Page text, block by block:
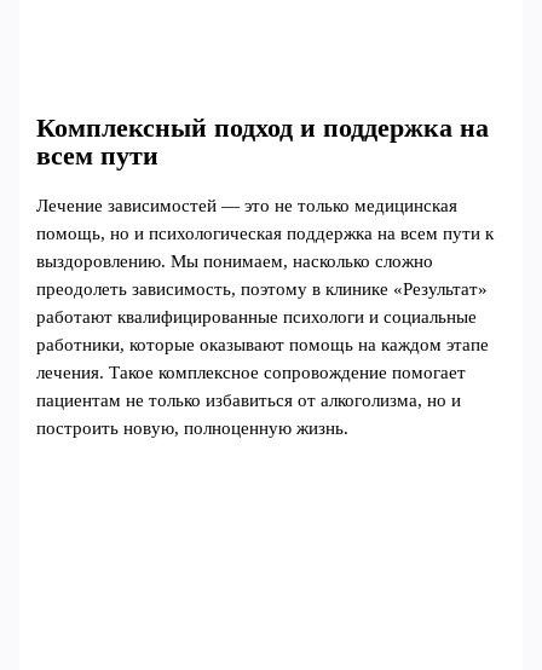
Комплексный подход и поддержка на
всем пути
Лечение зависимостей — это не только медицинская
помощь, но и психологическая поддержка на всем пути к
выздоровлению. Мы понимаем, насколько сложно
преодолеть зависимость, поэтому в клинике «Результат»
работают квалифицированные психологи и социальные
работники, которые оказывают помощь на каждом этапе
лечения. Такое комплексное сопровождение помогает
пациентам не только избавиться от алкоголизма, но и
построить новую, полноценную жизнь.